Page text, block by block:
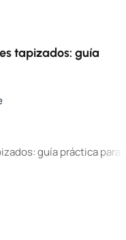
tapizados: guía
guía práctica para